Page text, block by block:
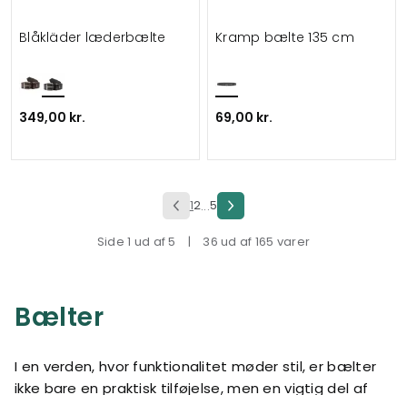
Blåkläder læderbælte
349,00 kr.
Kramp bælte 135 cm
69,00 kr.
12...5
Side 1 ud af 5 | 36 ud af 165 varer
Bælter
I en verden, hvor funktionalitet møder stil, er bælter
ikke bare en praktisk tilføjelse, men en vigtig del af